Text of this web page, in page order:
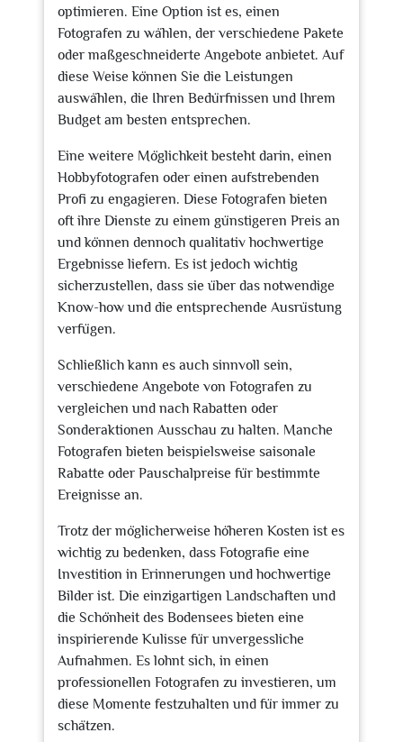
optimieren. Eine Option ist es, einen
Fotografen zu wählen, der verschiedene Pakete
oder maßgeschneiderte Angebote anbietet. Auf
diese Weise können Sie die Leistungen
auswählen, die Ihren Bedürfnissen und Ihrem
Budget am besten entsprechen.
Eine weitere Möglichkeit besteht darin, einen
Hobbyfotografen oder einen aufstrebenden
Profi zu engagieren. Diese Fotografen bieten
oft ihre Dienste zu einem günstigeren Preis an
und können dennoch qualitativ hochwertige
Ergebnisse liefern. Es ist jedoch wichtig
sicherzustellen, dass sie über das notwendige
Know-how und die entsprechende Ausrüstung
verfügen.
Schließlich kann es auch sinnvoll sein,
verschiedene Angebote von Fotografen zu
vergleichen und nach Rabatten oder
Sonderaktionen Ausschau zu halten. Manche
Fotografen bieten beispielsweise saisonale
Rabatte oder Pauschalpreise für bestimmte
Ereignisse an.
Trotz der möglicherweise höheren Kosten ist es
wichtig zu bedenken, dass Fotografie eine
Investition in Erinnerungen und hochwertige
Bilder ist. Die einzigartigen Landschaften und
die Schönheit des Bodensees bieten eine
inspirierende Kulisse für unvergessliche
Aufnahmen. Es lohnt sich, in einen
professionellen Fotografen zu investieren, um
diese Momente festzuhalten und für immer zu
schätzen.